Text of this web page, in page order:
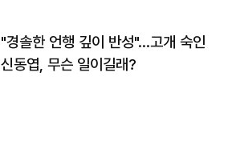
"경솔한 언행 깊이 반성"…고개 숙인
신동엽, 무슨 일이길래?